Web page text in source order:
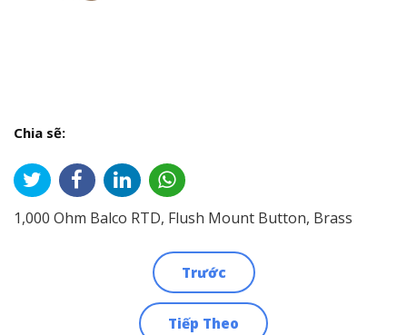
Chia sẽ:
1,000 Ohm Balco RTD, Flush Mount Button, Brass
Trước
Tiếp Theo